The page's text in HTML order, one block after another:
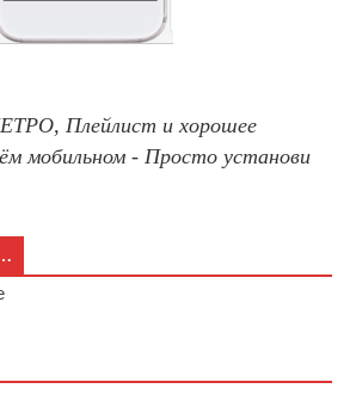
Плейлист и хорошее
мобильном - Просто установи